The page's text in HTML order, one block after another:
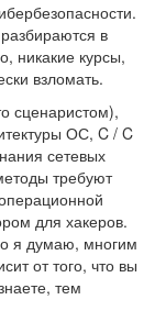
в
никакие курсы,
взломать.
сценаристом),
ОС, C / C
сетевых
требуют
для хакеров.
я думаю, многим
от того, что вы
тем